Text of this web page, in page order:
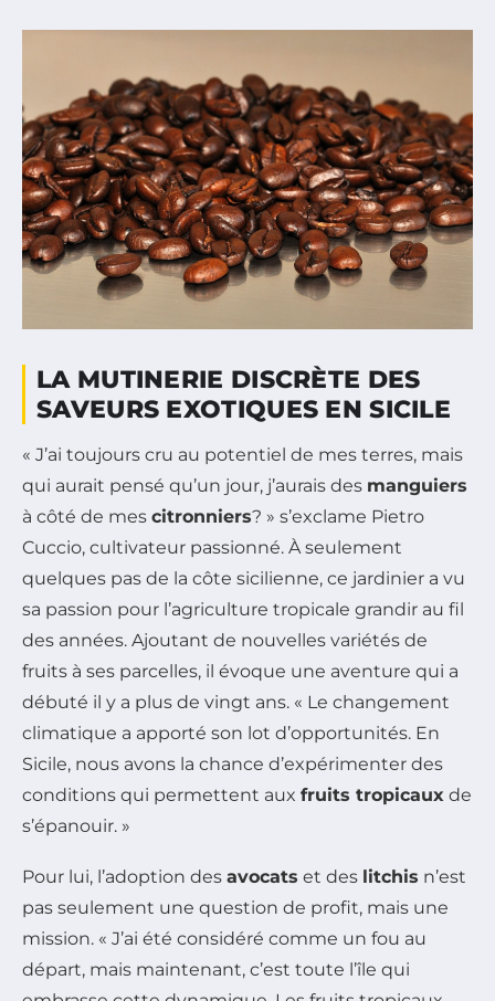
LA MUTINERIE DISCRÈTE DES
SAVEURS EXOTIQUES EN SICILE
« J’ai toujours cru au potentiel de mes terres, mais
qui aurait pensé qu’un jour, j’aurais des manguiers
à côté de mes citronniers? » s’exclame Pietro
Cuccio, cultivateur passionné. À seulement
quelques pas de la côte sicilienne, ce jardinier a vu
sa passion pour l’agriculture tropicale grandir au fil
des années. Ajoutant de nouvelles variétés de
fruits à ses parcelles, il évoque une aventure qui a
débuté il y a plus de vingt ans. « Le changement
climatique a apporté son lot d’opportunités. En
Sicile, nous avons la chance d’expérimenter des
conditions qui permettent aux fruits tropicaux de
s’épanouir. »
Pour lui, l’adoption des avocats et des litchis n’est
pas seulement une question de profit, mais une
mission. « J’ai été considéré comme un fou au
départ, mais maintenant, c’est toute l’île qui